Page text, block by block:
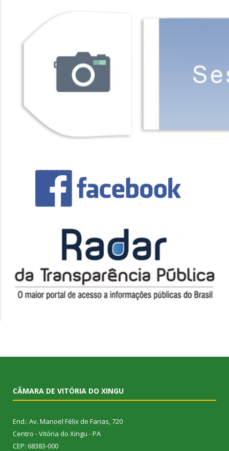
CÂMARA DE VITÓRIA DO XINGU
End.: Av. Manoel Félix de Farias, 720
Centro - Vitória do Xingu - PA
CEP: 68383-000